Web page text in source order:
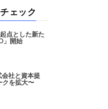
ェック
点とした新た
」開始
社と資本提
クを拡大〜